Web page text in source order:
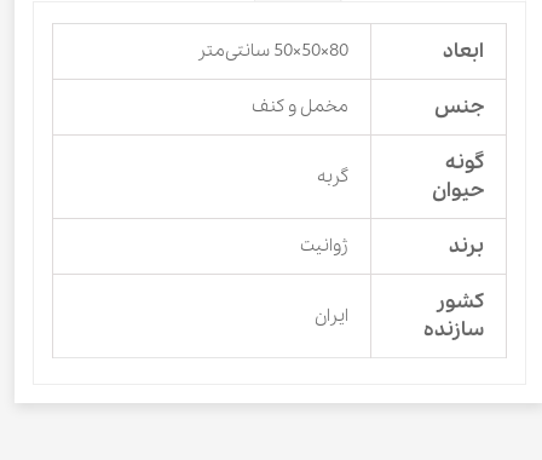
ابعاد 80×50×50 سانتی‌متر
جنس مخمل و کنف
گونه
حیوان
گربه
برند ژوانیت
کشور
سازنده
ایران